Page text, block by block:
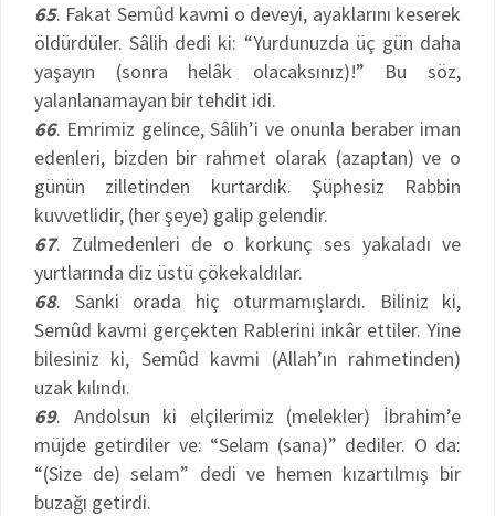
65. Fakat Semûd kavmi o deveyi, ayaklarını keserek
öldürdüler. Sâlih dedi ki: “Yurdunuzda üç gün daha
yaşayın (sonra helâk olacaksınız)!” Bu söz,
yalanlanamayan bir tehdit idi.
66. Emrimiz gelince, Sâlih’i ve onunla beraber iman
edenleri, bizden bir rahmet olarak (azaptan) ve o
günün zilletinden kurtardık. Şüphesiz Rabbin
kuvvetlidir, (her şeye) galip gelendir.
67. Zulmedenleri de o korkunç ses yakaladı ve
yurtlarında diz üstü çökekaldılar.
68. Sanki orada hiç oturmamışlardı. Biliniz ki,
Semûd kavmi gerçekten Rablerini inkâr ettiler. Yine
bilesiniz ki, Semûd kavmi (Allah’ın rahmetinden)
uzak kılındı.
69. Andolsun ki elçilerimiz (melekler) İbrahim’e
müjde getirdiler ve: “Selam (sana)” dediler. O da:
“(Size de) selam” dedi ve hemen kızartılmış bir
buzağı getirdi.